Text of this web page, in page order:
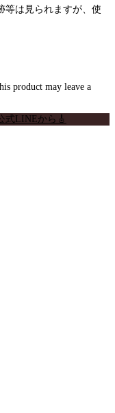
等は見られますが、使
product may leave a
式LINEから🎸